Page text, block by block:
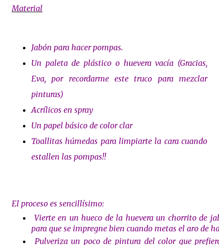
Material
Jabón para hacer pompas.
Un paleta de plástico o huevera vacía (Gracias,
Eva, por recordarme este truco para mezclar
pinturas)
Acrílicos en spray
Un papel básico de color clar
Toallitas húmedas para limpiarte la cara cuando
estallen las pompas!!
El proceso es sencillísimo:
Vierte en un hueco de la huevera un chorrito de
para que se impregne bien cuando metas el aro de
Pulveriza un poco de pintura del color que